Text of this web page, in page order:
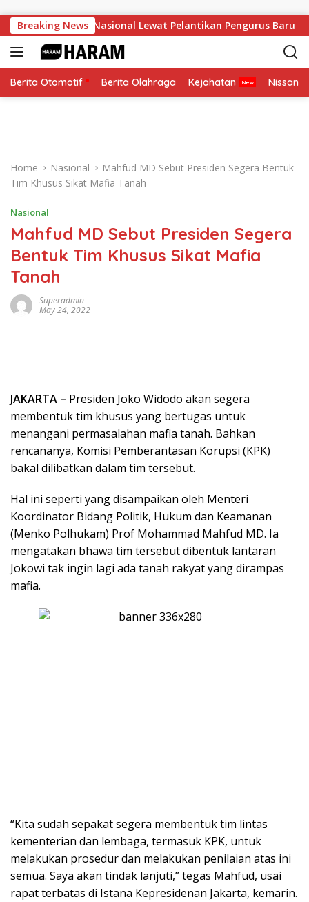
Breaking News
Soliditas Nasional Lewat Pelantikan Pengurus Baru
Berita Otomotif Berita Olahraga Kejahatan Nissan
Home Nasional
Mahfud MD Sebut Presiden Segera Bentuk
Tim Khusus Sikat Mafia Tanah
Nasional
Mahfud MD Sebut Presiden Segera
Bentuk Tim Khusus Sikat Mafia
Tanah
Superadmin
May 24, 2022
JAKARTA – Presiden Joko Widodo akan segera
membentuk tim khusus yang bertugas untuk
menangani permasalahan mafia tanah. Bahkan
rencananya, Komisi Pemberantasan Korupsi (KPK)
bakal dilibatkan dalam tim tersebut.
Hal ini seperti yang disampaikan oleh Menteri
Koordinator Bidang Politik, Hukum dan Keamanan
(Menko Polhukam) Prof Mohammad Mahfud MD. Ia
mengatakan bhawa tim tersebut dibentuk lantaran
Jokowi tak ingin lagi ada tanah rakyat yang dirampas
mafia.
“Kita sudah sepakat segera membentuk tim lintas
kementerian dan lembaga, termasuk KPK, untuk
melakukan prosedur dan melakukan penilaian atas ini
semua. Saya akan tindak lanjuti,” tegas Mahfud, usai
rapat terbatas di Istana Kepresidenan Jakarta, kemarin.